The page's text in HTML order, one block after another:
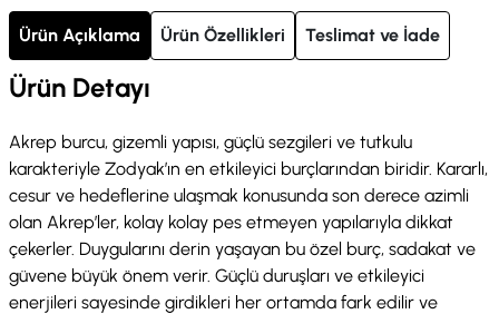
Ürün Açıklama Ürün Özellikleri Teslimat ve İade
Ürün Detayı
Akrep burcu, gizemli yapısı, güçlü sezgileri ve tutkulu
karakteriyle Zodyak’ın en etkileyici burçlarından biridir. Kararlı,
cesur ve hedeflerine ulaşmak konusunda son derece azimli
olan Akrep’ler, kolay kolay pes etmeyen yapılarıyla dikkat
çekerler. Duygularını derin yaşayan bu özel burç, sadakat ve
güvene büyük önem verir. Güçlü duruşları ve etkileyici
enerjileri sayesinde girdikleri her ortamda fark edilir ve